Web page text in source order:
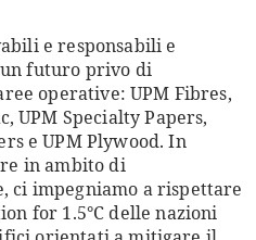
e responsabili e
futuro privo di
operative: UPM Fibres,
UPM Specialty Papers,
e UPM Plywood. In
in ambito di
ci impegniamo a rispettare
for 1.5°C delle nazioni